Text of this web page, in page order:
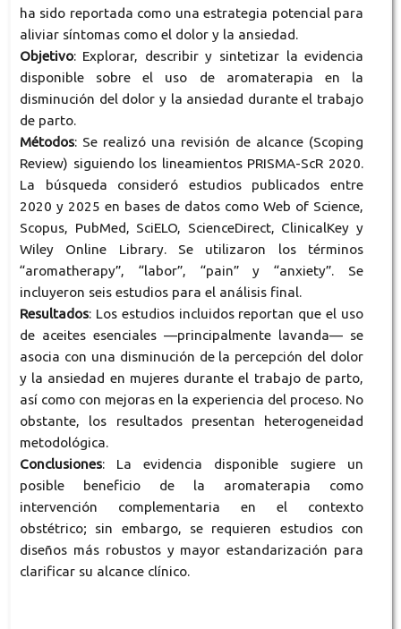
ha sido reportada como una estrategia potencial para
aliviar síntomas como el dolor y la ansiedad.
Objetivo: Explorar, describir y sintetizar la evidencia
disponible sobre el uso de aromaterapia en la
disminución del dolor y la ansiedad durante el trabajo
de parto.
Métodos: Se realizó una revisión de alcance (Scoping
Review) siguiendo los lineamientos PRISMA-ScR 2020.
La búsqueda consideró estudios publicados entre
2020 y 2025 en bases de datos como Web of Science,
Scopus, PubMed, SciELO, ScienceDirect, ClinicalKey y
Wiley Online Library. Se utilizaron los términos
“aromatherapy”, “labor”, “pain” y “anxiety”. Se
incluyeron seis estudios para el análisis final.
Resultados: Los estudios incluidos reportan que el uso
de aceites esenciales —principalmente lavanda— se
asocia con una disminución de la percepción del dolor
y la ansiedad en mujeres durante el trabajo de parto,
así como con mejoras en la experiencia del proceso. No
obstante, los resultados presentan heterogeneidad
metodológica.
Conclusiones: La evidencia disponible sugiere un
posible beneficio de la aromaterapia como
intervención complementaria en el contexto
obstétrico; sin embargo, se requieren estudios con
diseños más robustos y mayor estandarización para
clarificar su alcance clínico.